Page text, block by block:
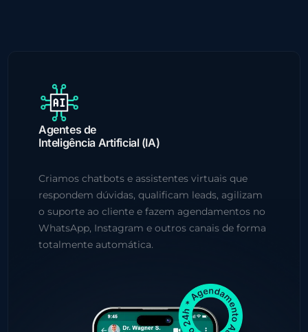
Agentes de
Inteligência Artificial (IA)
Criamos chatbots e assistentes virtuais que
respondem dúvidas, qualificam leads, agilizam
o suporte ao cliente e fazem agendamentos no
WhatsApp, Instagram e outros canais de forma
totalmente automática.